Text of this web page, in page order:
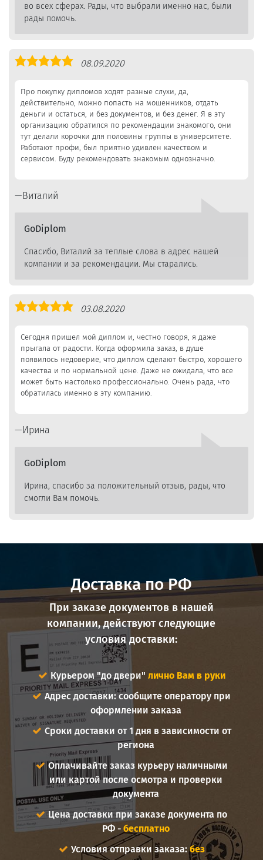
во всех сферах. Рады, что выбрали именно нас, были
рады помочь.
Оценка
08.09.2020
Про покупку дипломов ходят разные слухи, да,
действительно, можно попасть на мошенников, отдать
деньги и остаться, и без документов, и без денег. Я в эту
организацию обратился по рекомендации знакомого, они
тут делали корочки для половины группы в университете.
Работают профи, был приятно удивлен качеством и
сервисом. Буду рекомендовать знакомым однозначно.
Виталий
GoDiplom
Спасибо, Виталий за теплые слова в адрес нашей
компании и за рекомендации. Мы старались.
Оценка
03.08.2020
Сегодня пришел мой диплом и, честно говоря, я даже
прыгала от радости. Когда оформила заказ, в душе
появилось недоверие, что диплом сделают быстро, хорошего
качества и по нормальной цене. Даже не ожидала, что все
может быть настолько профессионально. Очень рада, что
обратилась именно в эту компанию.
Ирина
GoDiplom
Ирина, спасибо за положительный отзыв, рады, что
смогли Вам помочь.
Доставка по РФ
При заказе документов в нашей
компании, действуют следующие
условия доставки:
Курьером "до двери" лично Вам в руки
Адрес доставки: сообщите оператору при
оформлении заказа
Сроки доставки от 1 дня в зависимости от
региона
Оплачивайте заказ курьеру наличными
или картой после осмотра и проверки
документа
Цена доставки при заказе документа по
РФ -бесплатно
Условия отправки заказа:без